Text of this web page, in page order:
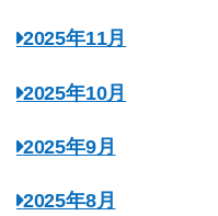
2025年11月
2025年10月
2025年9月
2025年8月